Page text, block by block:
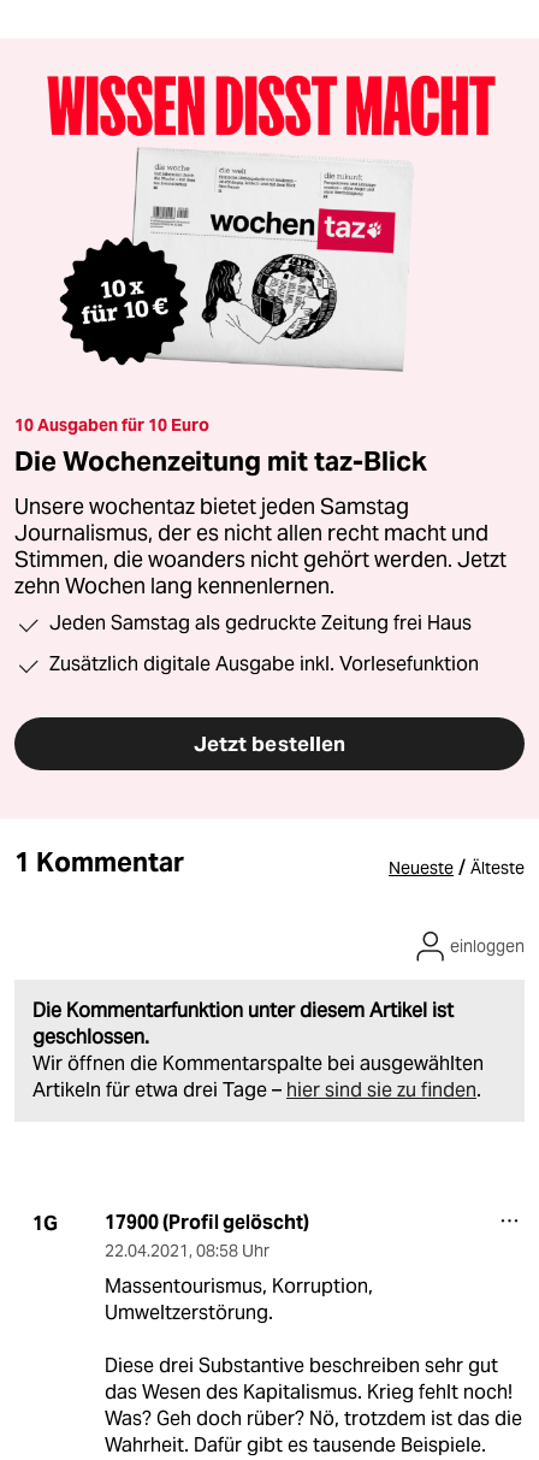
10 Ausgaben für 10 Euro
Die Wochenzeitung mit taz-Blick
Unsere wochentaz bietet jeden Samstag
Journalismus, der es nicht allen recht macht und
Stimmen, die woanders nicht gehört werden. Jetzt
zehn Wochen lang kennenlernen.
Jeden Samstag als gedruckte Zeitung frei Haus
Zusätzlich digitale Ausgabe inkl. Vorlesefunktion
Jetzt bestellen
1 Kommentar Neueste / Älteste
Die Kommentarfunktion unter diesem Artikel ist
geschlossen.
Wir öffnen die Kommentarspalte bei ausgewählten
Artikeln für etwa drei Tage – hier sind sie zu finden.
einloggen
1G 17900 (Profil gelöscht)
22.04.2021, 08:58 Uhr
Massentourismus, Korruption,
Umweltzerstörung.
Diese drei Substantive beschreiben sehr gut
das Wesen des Kapitalismus. Krieg fehlt noch!
Was? Geh doch rüber? Nö, trotzdem ist das die
Wahrheit. Dafür gibt es tausende Beispiele.